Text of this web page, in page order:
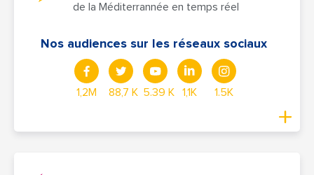
de la Méditerrannée en temps réel
Nos audiences sur les réseaux sociaux
1,2M 88,7 K 5.39 K 1,1K 1.5K